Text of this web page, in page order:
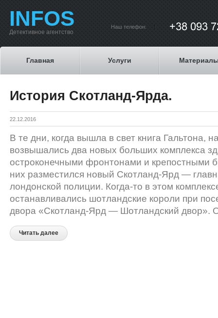
INFOS
Детективное агентство
Главная Услуги
Наш телефон:
История Скотланд-Ярда.
22.12.2016
В те дни, когда вышла в свет книга Гальтона,
возвышались два новых больших комплекса
остроконечными фрон­тонами и крепостными
них разместился новый Скот­ланд-Ярд —
лондонской полиции. Когда-то в этом
останавливались шотландские короли при
двора «Скотланд-Ярд — Шотландский двор».
Читать далее